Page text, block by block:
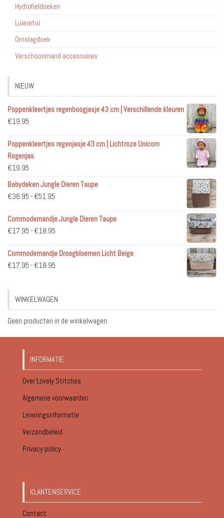
Hydrofieldoeken
Luieretui
Omslagdoek
Verschoonmand accessoires
NIEUW
Poppenkleertjes regenboogjasje 43 cm | Verschillende kleuren
€19.95
Poppenkleertjes regenjasje 43 cm | Lichtroze Unicorn
Regenjas
€19.95
Babydeken Jungle Dieren Taupe
€36.95 - €51.95
tot
€51.95
Commodemandje Jungle Dieren Taupe
€17.95 - €18.95
tot
Commodemandje Droogbloemen Licht Beige
€17.95 - €18.95
€18.95
WINKELWAGEN
Geen producten in de winkelwagen.
INFORMATIE
Over Lovely Stitches
Algemene voorwaarden
Leveringsinformatie
Verzendbeleid
Privacy policy
KLANTENSERVICE
Contact